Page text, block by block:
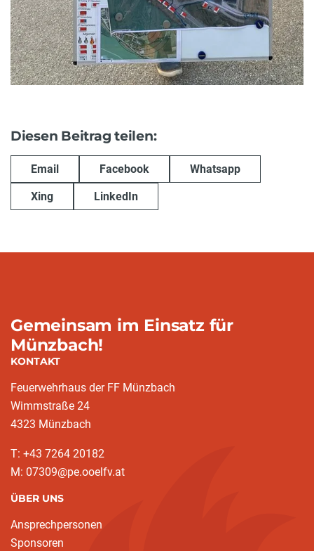
Diesen Beitrag teilen:
Email Facebook Whatsapp
Xing LinkedIn
Gemeinsam im Einsatz für
Münzbach!
KONTAKT
Feuerwehrhaus der FF Münzbach
Wimmstraße 24
4323 Münzbach
T: +43 7264 20182
M: 07309@pe.ooelfv.at
ÜBER UNS
Ansprechpersonen
Sponsoren